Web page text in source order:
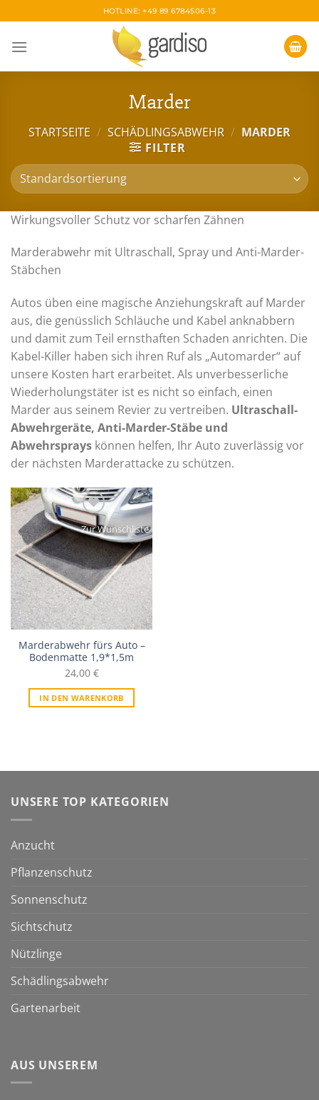
Inhalt
springen
HOTLINE: +49 89 6784506-13
Marder
STARTSEITE / SCHÄDLINGSABWEHR / MARDER
FILTER
Wirkungsvoller Schutz vor scharfen Zähnen
Marderabwehr mit Ultraschall, Spray und Anti-Marder-
Stäbchen
Autos üben eine magische Anziehungskraft auf Marder
aus, die genüsslich Schläuche und Kabel anknabbern
und damit zum Teil ernsthaften Schaden anrichten. Die
Kabel-Killer haben sich ihren Ruf als „Automarder“ auf
unsere Kosten hart erarbeitet. Als unverbesserliche
Wiederholungstäter ist es nicht so einfach, einen
Marder aus seinem Revier zu vertreiben. Ultraschall-
Abwehrgeräte, Anti-Marder-Stäbe und
Abwehrsprays können helfen, Ihr Auto zuverlässig vor
der nächsten Marderattacke zu schützen.
Zur Wunschliste
Marderabwehr fürs Auto –
Bodenmatte 1,9*1,5m
24,00 €
IN DEN WARENKORB
UNSERE TOP KATEGORIEN
Anzucht
Pflanzenschutz
Sonnenschutz
Sichtschutz
Nützlinge
Schädlingsabwehr
Gartenarbeit
AUS UNSEREM